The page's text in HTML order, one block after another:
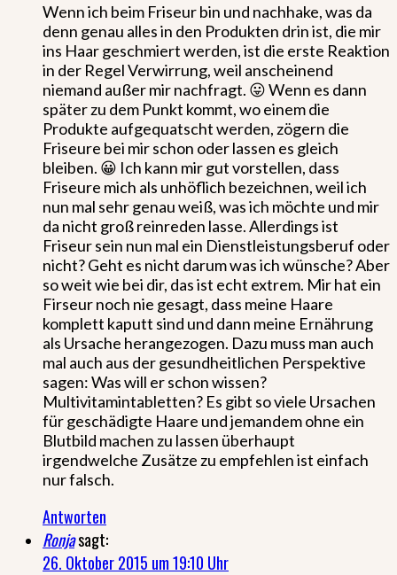
Wenn ich beim Friseur bin und nachhake, was da
denn genau alles in den Produkten drin ist, die mir
ins Haar geschmiert werden, ist die erste Reaktion
in der Regel Verwirrung, weil anscheinend
niemand außer mir nachfragt. 😛 Wenn es dann
später zu dem Punkt kommt, wo einem die
Produkte aufgequatscht werden, zögern die
Friseure bei mir schon oder lassen es gleich
bleiben. 😀 Ich kann mir gut vorstellen, dass
Friseure mich als unhöflich bezeichnen, weil ich
nun mal sehr genau weiß, was ich möchte und mir
da nicht groß reinreden lasse. Allerdings ist
Friseur sein nun mal ein Dienstleistungsberuf oder
nicht? Geht es nicht darum was ich wünsche? Aber
so weit wie bei dir, das ist echt extrem. Mir hat ein
Firseur noch nie gesagt, dass meine Haare
komplett kaputt sind und dann meine Ernährung
als Ursache herangezogen. Dazu muss man auch
mal auch aus der gesundheitlichen Perspektive
sagen: Was will er schon wissen?
Multivitamintabletten? Es gibt so viele Ursachen
für geschädigte Haare und jemandem ohne ein
Blutbild machen zu lassen überhaupt
irgendwelche Zusätze zu empfehlen ist einfach
nur falsch.
Antworten
Ronjasagt:
26. Oktober 2015 um 19:10 Uhr